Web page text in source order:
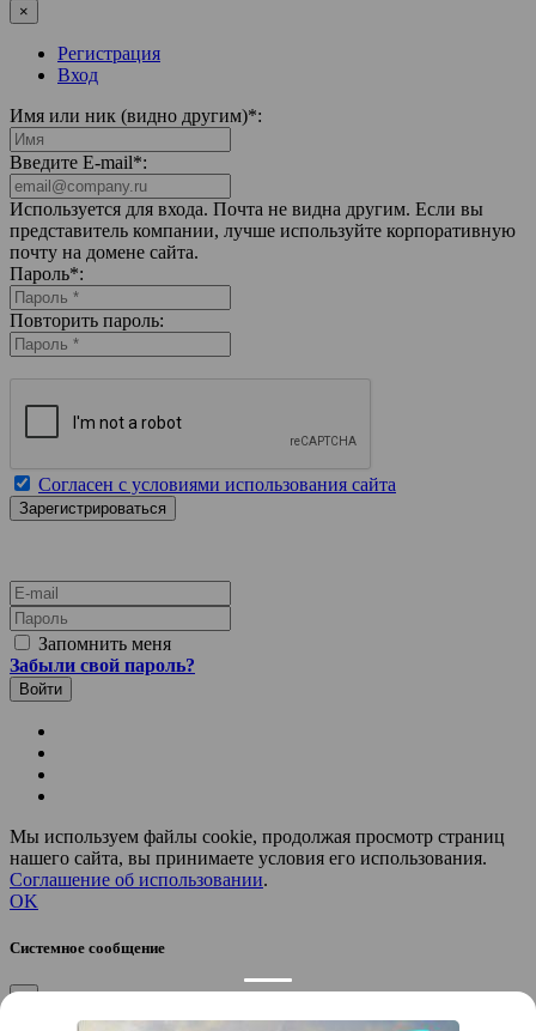
×
Регистрация
Вход
Имя или ник (видно другим)*:
Введите E-mail*:
Используется для входа. Почта не видна другим. Если вы
представитель компании, лучше используйте корпоративную
почту на домене сайта.
Пароль*:
Повторить пароль:
Согласен с условиями использования сайта
E-mail
Пароль
Запомнить меня
Забыли свой пароль?
Мы используем файлы cookie, продолжая просмотр страниц
нашего сайта, вы принимаете условия его использования.
Соглашение об использовании.
OK
Системное сообщение
×
Закрыть